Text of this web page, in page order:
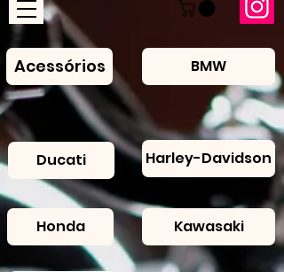
Acessórios
Honda
BMW
Harley-Davidson
Kawasaki
Ducati